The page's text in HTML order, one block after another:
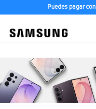
Puedes pagar